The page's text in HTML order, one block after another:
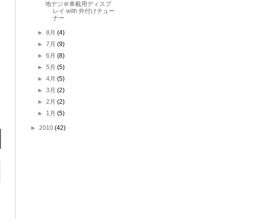
地デジ＠車載用ディスプ
レイ with 外付けチュー
ナー
►8月(4)
►7月(9)
►6月(8)
►5月(5)
►4月(5)
►3月(2)
►2月(2)
► 1月(5)
► 2010 (42)